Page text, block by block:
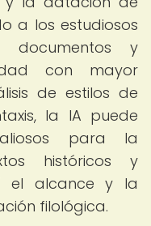
a los estudiosos
y
con mayor
de estilos de
la IA puede
para la
históricos y
el alcance y la
filológica.